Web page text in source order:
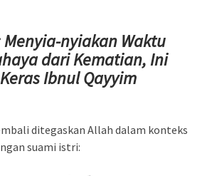
Menyia-nyiakan Waktu
dari Kematian, Ini
Ibnul Qayyim
ditegaskan Allah dalam konteks
suami istri: